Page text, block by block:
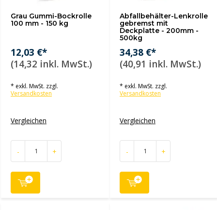
Grau Gummi-Bockrolle
100 mm - 150 kg
12,03 €*
(14,32 inkl. MwSt.)
* exkl. MwSt. zzgl.
Versandkosten
Vergleichen
- +
Abfallbehälter-Lenkrolle
gebremst mit
Deckplatte - 200mm -
500kg
34,38 €*
(40,91 inkl. MwSt.)
* exkl. MwSt. zzgl.
Versandkosten
Vergleichen
- +